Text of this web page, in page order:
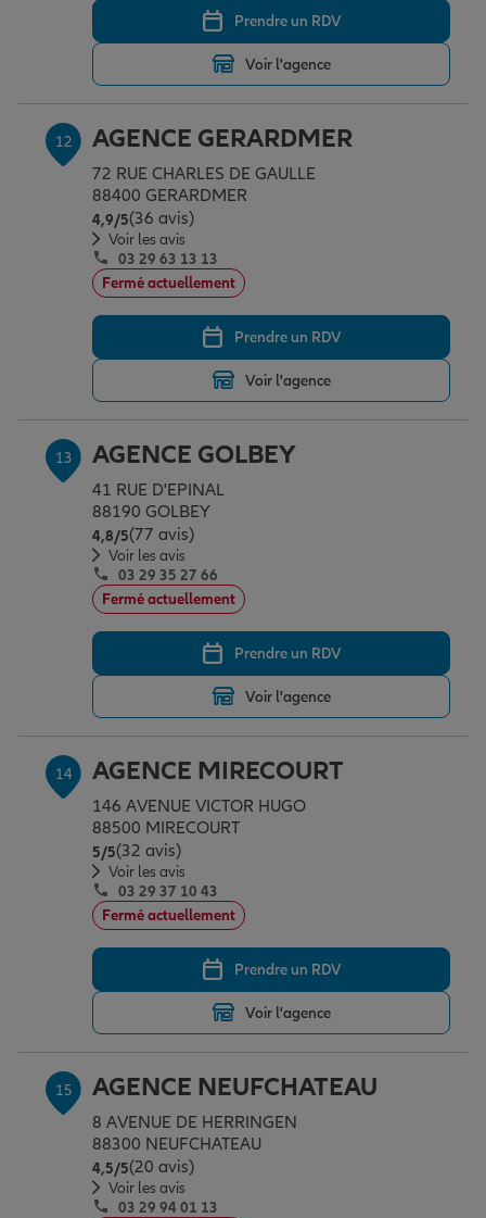
Prendre un RDV
Voir l'agence
12 AGENCE GERARDMER
72 RUE CHARLES DE GAULLE
88400 GERARDMER
4,9/5Note de 4.9 sur 5
(36 avis)
Voir les avis
03 29 63 13 13
Fermé actuellement
Prendre un RDV
Voir l'agence
13 AGENCE GOLBEY
41 RUE D'EPINAL
88190 GOLBEY
4,8/5Note de 4.8 sur 5
(77 avis)
Voir les avis
03 29 35 27 66
Fermé actuellement
Prendre un RDV
Voir l'agence
14 AGENCE MIRECOURT
146 AVENUE VICTOR HUGO
88500 MIRECOURT
5/5Note de 5 sur 5
(32 avis)
Voir les avis
03 29 37 10 43
Fermé actuellement
Prendre un RDV
Voir l'agence
15 AGENCE NEUFCHATEAU
8 AVENUE DE HERRINGEN
88300 NEUFCHATEAU
4,5/5Note de 4.5 sur 5
(20 avis)
Voir les avis
03 29 94 01 13